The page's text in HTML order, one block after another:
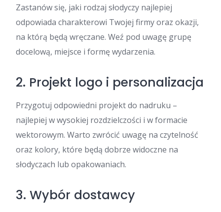
Zastanów się, jaki rodzaj słodyczy najlepiej
odpowiada charakterowi Twojej firmy oraz okazji,
na którą będą wręczane. Weź pod uwagę grupę
docelową, miejsce i formę wydarzenia.
2. Projekt logo i personalizacja
Przygotuj odpowiedni projekt do nadruku –
najlepiej w wysokiej rozdzielczości i w formacie
wektorowym. Warto zwrócić uwagę na czytelność
oraz kolory, które będą dobrze widoczne na
słodyczach lub opakowaniach.
3. Wybór dostawcy